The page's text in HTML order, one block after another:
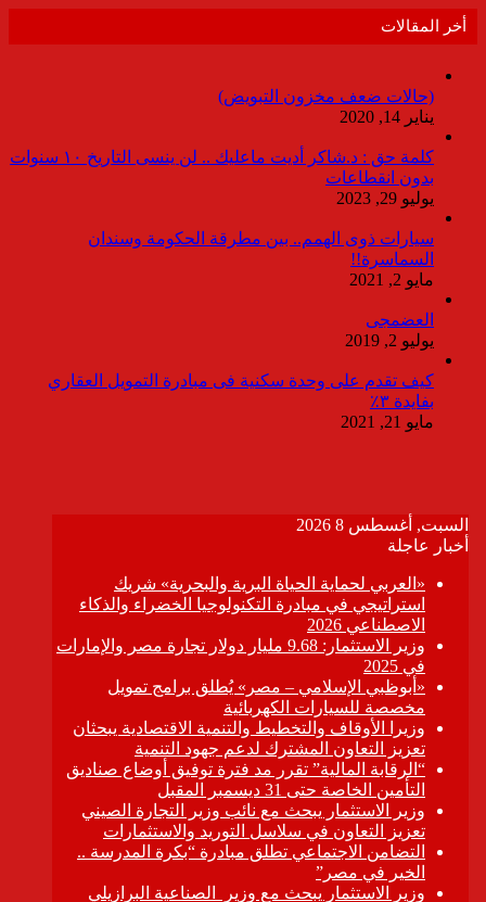
أخر المقالات
(حالات ضعف مخزون التبويض)
يناير 14, 2020
كلمة حق : د.شاكر أديت ماعليك .. لن ينسى التاريخ ١٠ سنوات
بدون انقطاعات
يوليو 29, 2023
سيارات ذوى الهمم.. بين مطرقة الحكومة وسندان
السماسرة!!
مايو 2, 2021
العضمجى
يوليو 2, 2019
كيف تقدم على وحدة سكنية فى مبادرة التمويل العقاري
بفايدة ٣٪
مايو 21, 2021